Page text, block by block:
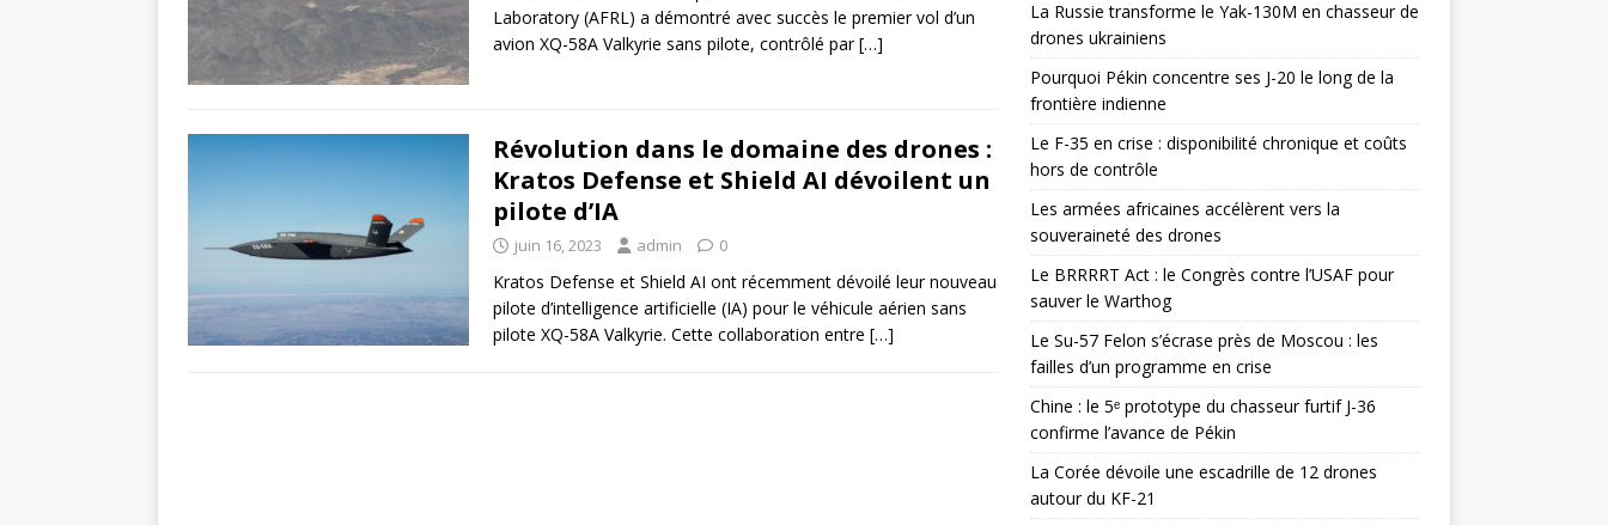
Laboratory (AFRL) a démontré avec succès le premier vol d’un
avion XQ-58A Valkyrie sans pilote, contrôlé par[…]
Révolution dans le domaine des drones :
Kratos Defense et Shield AI dévoilent un
pilote d’IA
juin 16, 2023 admin 0
Kratos Defense et Shield AI ont récemment dévoilé leur nouveau
pilote d’intelligence artificielle (IA) pour le véhicule aérien sans
pilote XQ-58A Valkyrie. Cette collaboration entre […]
La Russie transforme le Yak-130M en chasseur de
drones ukrainiens
Pourquoi Pékin concentre ses J-20 le long de la
frontière indienne
Le F-35 en crise : disponibilité chronique et coûts
hors de contrôle
Les armées africaines accélèrent vers la
souveraineté des drones
Le BRRRRT Act : le Congrès contre l’USAF pour
sauver le Warthog
Le Su-57 Felon s’écrase près de Moscou : les
failles d’un programme en crise
Chine : le 5ᵉ prototype du chasseur furtif J-36
confirme l’avance de Pékin
La Corée dévoile une escadrille de 12 drones
autour du KF-21